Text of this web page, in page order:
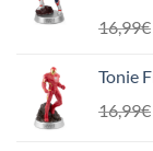
16,99€
Tonie
16,99€